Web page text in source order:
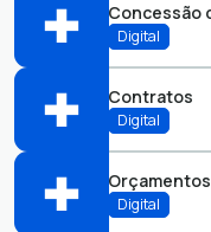
Abrir online > Via
Concessão
Digital
Abrir online > Via
Contratos
Digital
Abrir online > Via
Orçamentos
Digital